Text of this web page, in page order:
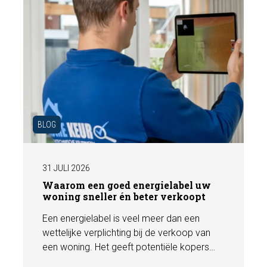
BLOG
31 JULI 2026
Waarom een goed energielabel uw
woning sneller én beter verkoopt
Een energielabel is veel meer dan een
wettelijke verplichting bij de verkoop van
een woning. Het geeft potentiële kopers